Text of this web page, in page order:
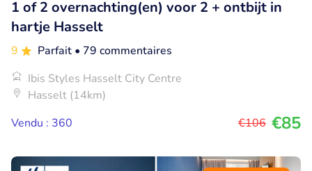
1 of 2 overnachting(en) voor 2 + ontbijt in
hartje Hasselt
9 Parfait • 79 commentaires
Ibis Styles Hasselt City Centre
Hasselt (14km)
Vendu : 360
€106 €85